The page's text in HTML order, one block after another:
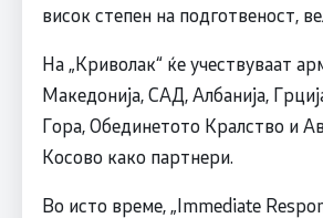
висок степен на подготвеност,
На „Криволак“ ќе учествуваат
Македонија, САД, Албанија,
Гора, Обединетото Кралство и
Косово како партнери.
Во исто време, „Immediate